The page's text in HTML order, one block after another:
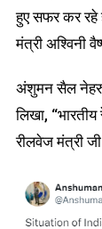
हुए सफर कर रहे
मंत्री अश्विनी
अंशुमन सैल नेहरु
लिखा,
रीलवेज मंत्री